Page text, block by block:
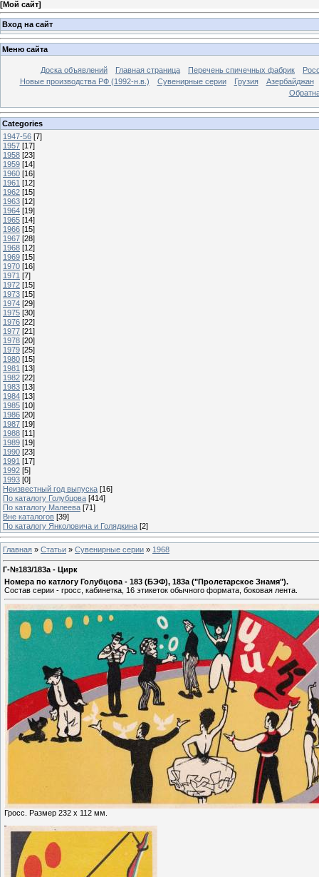
[Мой сайт]
Вход на сайт
Меню сайта
Доска объявлений Главная страница Перечень спичечных фабрик
Новые производства РФ (1992-н.в.)
Сувенирные серии Грузия
Азербайджан
Categories
1947-56 [7]
1957 [17]
1958 [23]
1959 [14]
1960 [16]
1961 [12]
1962 [15]
1963 [12]
1964 [19]
1965 [14]
1966 [15]
1967 [28]
1968 [12]
1969 [15]
1970 [16]
1971 [7]
1972 [15]
1973 [15]
1974 [29]
1975 [30]
1976 [22]
1977 [21]
1978 [20]
1979 [25]
1980 [15]
1981 [13]
1982 [22]
1983 [13]
1984 [13]
1985 [10]
1986 [20]
1987 [19]
1988 [11]
1989 [19]
1990 [23]
1991 [17]
1992 [5]
1993 [0]
Неизвестный год выпуска [16]
По каталогу Голубцова [414]
По каталогу Малеева [71]
Вне каталогов [39]
По каталогу Янколовича и Голядкина [2]
Главная » Статьи » Сувенирные серии » 1968
Г-№183/183а - Цирк
Номера по катлогу Голубцова - 183 (БЭФ), 183а ("Пролетарское Знамя").
Состав серии - гросс, кабинетка, 16 этикеток обычного формата, боковая лента.
Гросс. Размер 232 х 112 мм.